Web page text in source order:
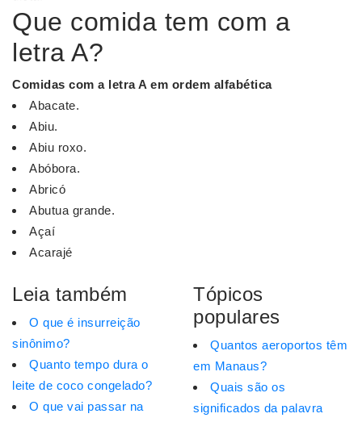
Que comida tem com a
letra A?
Comidas com a letraA em ordem alfabética
Abacate.
Abiu.
Abiu roxo.
Abóbora.
Abricó
Abutua grande.
Açaí
Acarajé
Leia também
O que é insurreição
sinônimo?
Quanto tempo dura o
leite de coco congelado?
O que vai passar na
Tópicos
populares
Quantos aeroportos têm
em Manaus?
Quais são os
significados da palavra